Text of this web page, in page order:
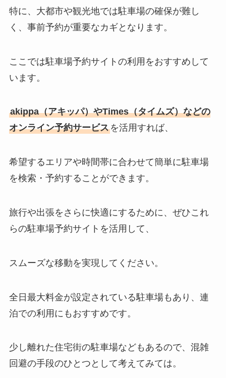
特に、大都市や観光地では駐車場の確保が難し
く、事前予約が重要なカギとなります。
ここでは駐車場予約サイトの利用をおすすめして
います。
akippa（アキッパ）やTimes（タイムズ）などの
オンライン予約サービスを活用すれば、
希望するエリアや時間帯に合わせて簡単に駐車場
を検索・予約することができます。
旅行や出張をさらに快適にするために、ぜひこれ
らの駐車場予約サイトを活用して、
スムーズな移動を実現してください。
全日最大料金が設定されている駐車場もあり、連
泊での利用にもおすすめです。
少し離れた住宅街の駐車場などもあるので、混雑
回避の手段のひとつとして考えてみては。